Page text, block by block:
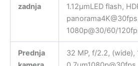
zadnja
1.12µmLED flash,
1080p@30/60/
Prednja
32 MP, f/2.2, (wide),